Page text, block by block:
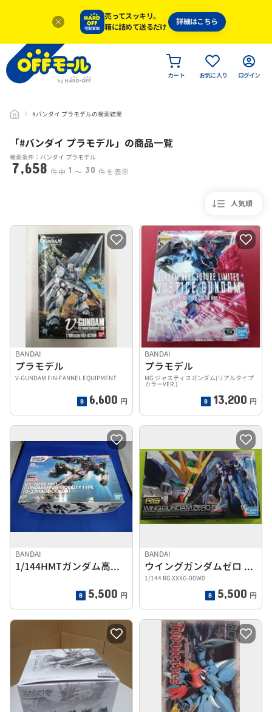
売ってスッキリ。
箱に詰めて送るだけ
詳細はこちら
カート お気に入り ログイン
#バンダイ プラモデルの検索結果
「#バンダイ プラモデル」 の商品一覧
検索条件：バンダイ プラモデル
7,658 件中 1 〜 30 件を表示
人気順
BANDAI
プラモデル
V-GUNDAM FIN-FANNEL EQUIPMENT
6,600 円
BANDAI
プラモデル
MG ジャスティスガンダム(リアルタイプ
カラーVER.)
13,200 円
BANDAI
1/144HMTガンダム高機動型(Gー3イメージカラー)
5,500 円
BANDAI
ウイングガンダムゼロ EW
1/144 RG XXXG-00W0
5,500 円